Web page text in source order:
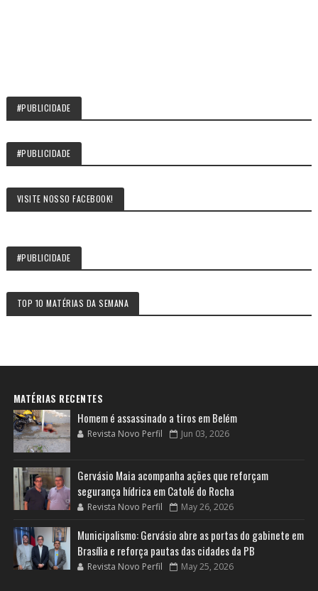
#PUBLICIDADE
#PUBLICIDADE
VISITE NOSSO FACEBOOK!
#PUBLICIDADE
TOP 10 MATÉRIAS DA SEMANA
MATÉRIAS RECENTES
Homem é assassinado a tiros em Belém
Revista Novo Perfil Jun 03, 2026
Gervásio Maia acompanha ações que reforçam
segurança hídrica em Catolé do Rocha
Revista Novo Perfil May 26, 2026
Municipalismo: Gervásio abre as portas do gabinete em
Brasília e reforça pautas das cidades da PB
Revista Novo Perfil May 25, 2026